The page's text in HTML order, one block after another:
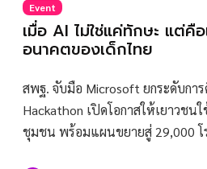
Event
เมื่อ AI ไม่ใช่แค่ทักษะ แต่คื
อนาคตของเด็กไทย
สพฐ. จับมือ Microsoft ยกระดับกา
Hackathon เปิดโอกาสให้เยาวชน
ชุมชน พร้อมแผนขยายสู่ 29,000 โ